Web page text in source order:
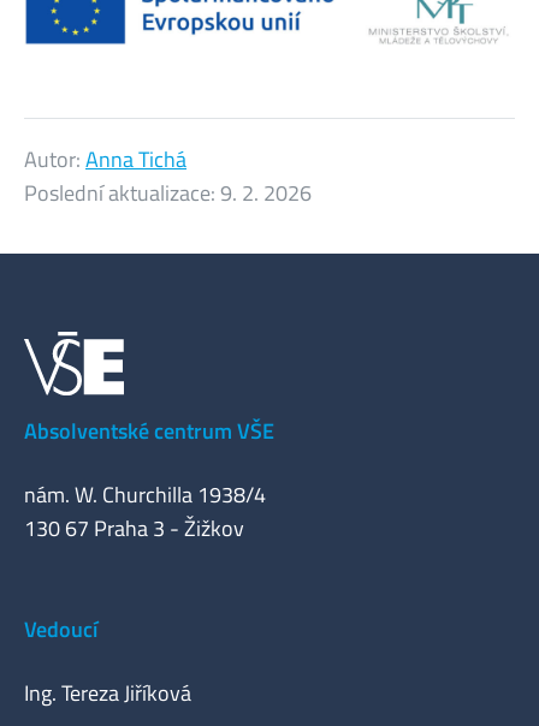
Autor:Anna Tichá
Poslední aktualizace:9. 2. 2026
Absolventské centrum VŠE
nám. W. Churchilla 1938/4
130 67 Praha 3 - Žižkov
Vedoucí
Ing. Tereza Jiříková